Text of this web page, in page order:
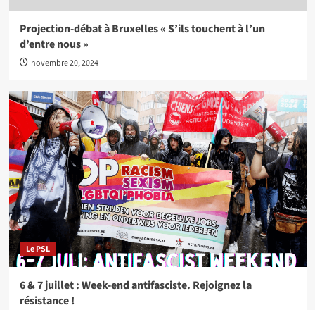
Projection-débat à Bruxelles « S’ils touchent à l’un
d’entre nous »
novembre 20, 2024
Le PSL
6 & 7 juillet : Week-end antifasciste. Rejoignez la
résistance !